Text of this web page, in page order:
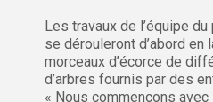
Les travaux de l’équipe
se dérouleront d’abord en
morceaux d’écorce de
d’arbres fournis par des
« Nous commençons